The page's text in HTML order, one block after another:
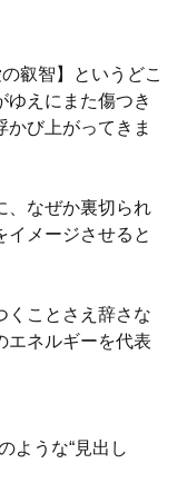
叡智】というどこ
ゆえにまた傷つき
び上がってきま
、なぜか裏切られ
イメージさせると
くことさえ辞さな
エネルギーを代表
ような“見出し